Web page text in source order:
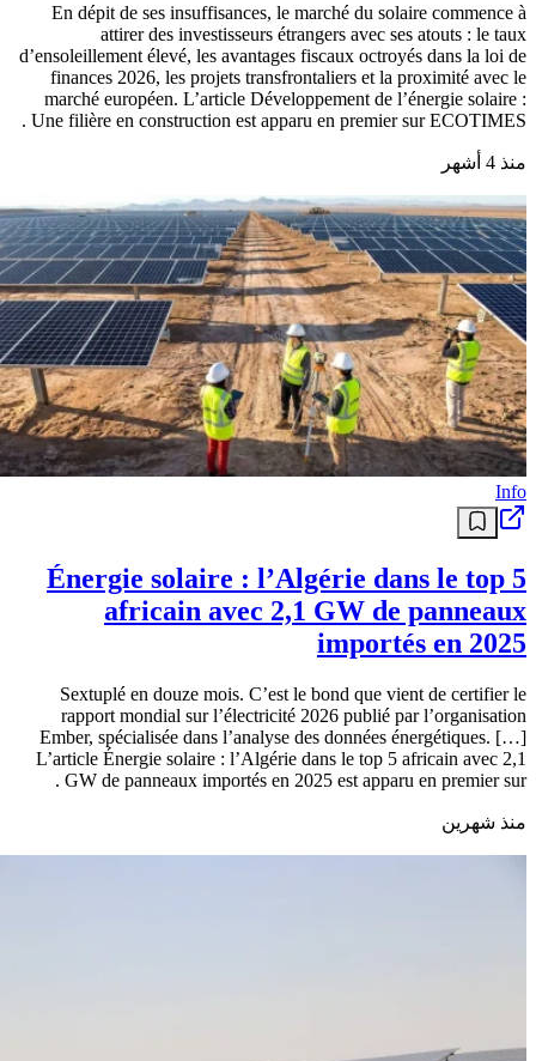
En dépit de ses insuffisances, le marché du solaire commence à
attirer des investisseurs étrangers avec ses atouts : le taux
d’ensoleillement élevé, les avantages fiscaux octroyés dans la loi de
finances 2026, les projets transfrontaliers et la proximité avec le
marché européen. L’article Développement de l’énergie solaire :
Une filière en construction est apparu en premier sur ECOTIMES .
منذ 4 أشهر
Info
Énergie solaire : l’Algérie dans le top 5
africain avec 2,1 GW de panneaux
importés en 2025
Sextuplé en douze mois. C’est le bond que vient de certifier le
rapport mondial sur l’électricité 2026 publié par l’organisation
Ember, spécialisée dans l’analyse des données énergétiques. […]
L’article Énergie solaire : l’Algérie dans le top 5 africain avec 2,1
GW de panneaux importés en 2025 est apparu en premier sur .
منذ شهرين